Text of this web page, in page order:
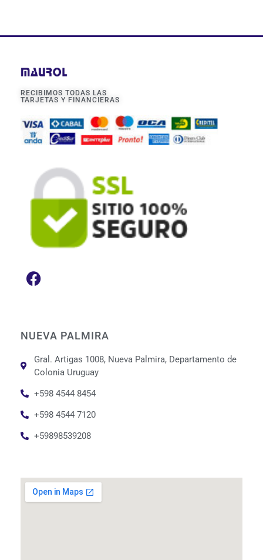
RECIBIMOS TODAS LAS
TARJETAS Y FINANCIERAS
NUEVA PALMIRA
Gral. Artigas 1008, Nueva Palmira, Departamento de
Colonia Uruguay
+598 4544 8454
+598 4544 7120
+59898539208